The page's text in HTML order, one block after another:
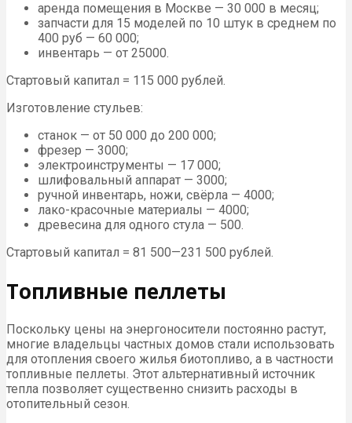
аренда помещения в Москве — 30 000 в месяц;
запчасти для 15 моделей по 10 штук в среднем по
400 руб — 60 000;
инвентарь — от 25000.
Стартовый капитал = 115 000 рублей.
Изготовление стульев:
станок — от 50 000 до 200 000;
фрезер — 3000;
электроинструменты — 17 000;
шлифовальный аппарат — 3000;
ручной инвентарь, ножи, свёрла — 4000;
лако-красочные материалы — 4000;
древесина для одного стула — 500.
Стартовый капитал = 81 500—231 500 рублей.
Топливные пеллеты
Поскольку цены на энергоносители постоянно растут,
многие владельцы частных домов стали использовать
для отопления своего жилья биотопливо, а в частности
топливные пеллеты. Этот альтернативный источник
тепла позволяет существенно снизить расходы в
отопительный сезон.